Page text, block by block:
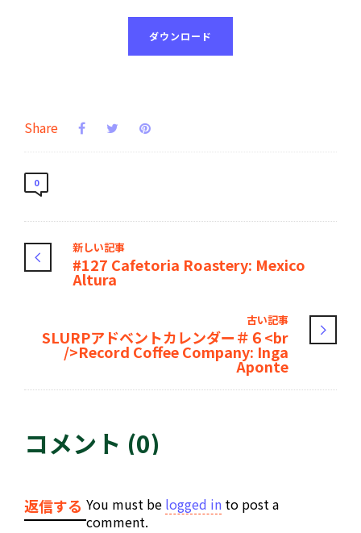
ダウンロード
Share
0
新しい記事
#127 Cafetoria Roastery: Mexico
Altura
古い記事
SLURPアドベントカレンダー＃６<br
/>Record Coffee Company: Inga
Aponte
コメント (0)
返信する You must be logged in to post a
comment.